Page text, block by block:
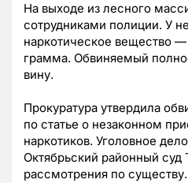
На выходе из лесного
сотрудниками полиции. У
наркотическое вещество
грамма. Обвиняемый
вину.
Прокуратура утвердила
по статье о незаконном
наркотиков. Уголовное
Октябрьский районный суд
рассмотрения по существу.